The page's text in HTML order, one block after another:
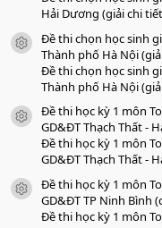
Hải Dương (giải chi
icon tài liệu
Đề thi chọn học sinh
Thành phố Hà Nội
Đề thi chọn học sinh
Thành phố Hà Nội
icon tài liệu
Đề thi học kỳ 1 môn
GD&ĐT Thạch Thất -
Đề thi học kỳ 1 môn
GD&ĐT Thạch Thất -
icon tài liệu
Đề thi học kỳ 1 môn
GD&ĐT TP Ninh Bình
Đề thi học kỳ 1 môn